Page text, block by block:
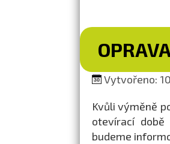
Vytvořeno:
Kvůli výměně
otevírací době
budeme